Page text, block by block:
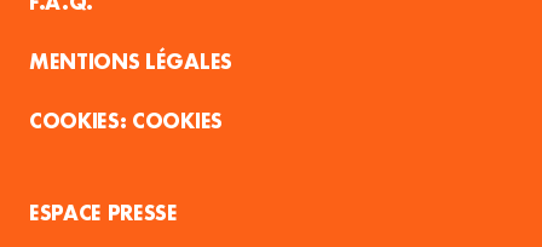
MENTIONS LÉGALES
COOKIES
ESPACE PRESSE